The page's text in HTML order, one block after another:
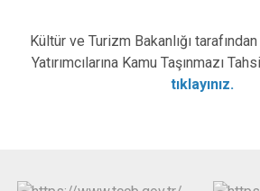
Kültür ve Turizm Bakanlığı
Yatırımcılarına Kamu Taşınmazı
tıklayınız.